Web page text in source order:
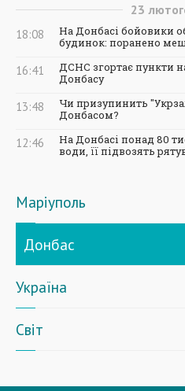
23
18:08
На Донбасі бойовики
будинок: поранено
16:41
ДСНС згортає пункти
Донбасу
13:48
Чи призупинить
Донбасом?
12:46
На Донбасі понад 80
води, її підвозять
Маріуполь
Донбас
Україна
Світ